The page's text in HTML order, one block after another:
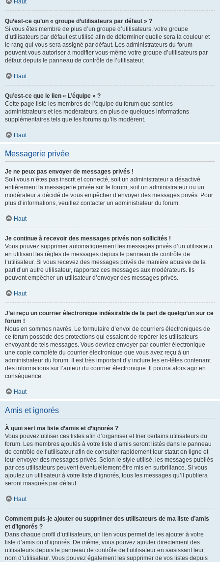
Haut
Qu’est-ce qu’un « groupe d’utilisateurs par défaut » ?
Si vous êtes membre de plus d’un groupe d’utilisateurs, votre groupe
d’utilisateurs par défaut est utilisé afin de déterminer quelle sera la couleur et
le rang qui vous sera assigné par défaut. Les administrateurs du forum
peuvent vous autoriser à modifier vous-même votre groupe d’utilisateurs par
défaut depuis le panneau de contrôle de l’utilisateur.
Haut
Qu’est-ce que le lien « L’équipe » ?
Cette page liste les membres de l’équipe du forum que sont les
administrateurs et les modérateurs, en plus de quelques informations
supplémentaires tels que les forums qu’ils modèrent.
Haut
Messagerie privée
Je ne peux pas envoyer de messages privés !
Soit vous n’êtes pas inscrit et connecté, soit un administrateur a désactivé
entièrement la messagerie privée sur le forum, soit un administrateur ou un
modérateur a décidé de vous empêcher d’envoyer des messages privés. Pour
plus d’informations, veuillez contacter un administrateur du forum.
Haut
Je continue à recevoir des messages privés non sollicités !
Vous pouvez supprimer automatiquement les messages privés d’un utilisateur
en utilisant les règles de messages depuis le panneau de contrôle de
l’utilisateur. Si vous recevez des messages privés de manière abusive de la
part d’un autre utilisateur, rapportez ces messages aux modérateurs. Ils
peuvent empêcher un utilisateur d’envoyer des messages privés.
Haut
J’ai reçu un courrier électronique indésirable de la part de quelqu’un sur ce
forum !
Nous en sommes navrés. Le formulaire d’envoi de courriers électroniques de
ce forum possède des protections qui essaient de repérer les utilisateurs
envoyant de tels messages. Vous devriez envoyer par courrier électronique
une copie complète du courrier électronique que vous avez reçu à un
administrateur du forum. Il est très important d’y inclure les en-têtes contenant
des informations sur l’auteur du courrier électronique. Il pourra alors agir en
conséquence.
Haut
Amis et ignorés
À quoi sert ma liste d’amis et d’ignorés ?
Vous pouvez utiliser ces listes afin d’organiser et trier certains utilisateurs du
forum. Les membres ajoutés à votre liste d’amis seront listés dans le panneau
de contrôle de l’utilisateur afin de consulter rapidement leur statut en ligne et
leur envoyer des messages privés. Selon le style utilisé, les messages publiés
par ces utilisateurs peuvent éventuellement être mis en surbrillance. Si vous
ajoutez un utilisateur à votre liste d’ignorés, tous les messages qu’il publiera
seront masqués par défaut.
Haut
Comment puis-je ajouter ou supprimer des utilisateurs de ma liste d’amis
et d’ignorés ?
Dans chaque profil d’utilisateurs, un lien vous permet de les ajouter à votre
liste d’amis ou d’ignorés. De même, vous pouvez ajouter directement des
utilisateurs depuis le panneau de contrôle de l’utilisateur en saisissant leur
nom d’utilisateur. Vous pouvez également les supprimer de vos listes depuis